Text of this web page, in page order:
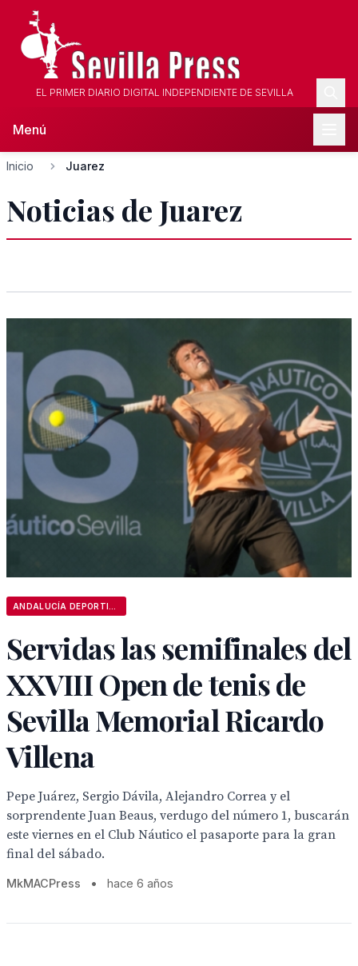
EL PRIMER DIARIO DIGITAL INDEPENDIENTE DE SEVILLA
Menú
Inicio Juarez
Noticias de Juarez
Servidas las semifinales del
XXVIII Open de tenis de
Sevilla Memorial Ricardo
Villena
Pepe Juárez, Sergio Dávila, Alejandro Correa y el
sorprendente Juan Beaus, verdugo del número 1, buscarán
este viernes en el Club Náutico el pasaporte para la gran
final del sábado.
MkMACPress • hace 6 años